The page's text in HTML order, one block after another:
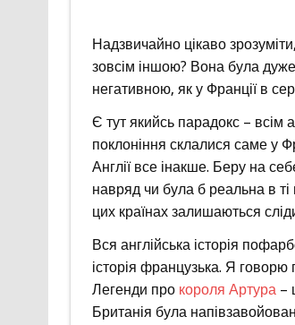
Надзвичайно цікаво
зовсім іншою? Вона була
негативною, як у Франції в
Є тут якийсь парадокс – всім
поклоніння склалися саме у
Англії все інакше. Беру на
навряд чи була б реальна в ті
цих країнах залишаються
Вся англійська історія
історія французька. Я
Легенди про короля Артура–
Британія була